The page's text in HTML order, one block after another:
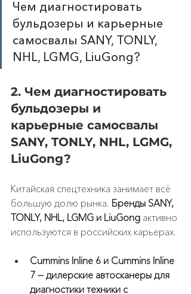
Чем диагностировать
бульдозеры и карьерные
самосвалы SANY, TONLY,
NHL, LGMG, LiuGong?
2. Чем диагностировать
бульдозеры и
карьерные самосвалы
SANY, TONLY, NHL, LGMG,
LiuGong?
Китайская спецтехника занимает всё
большую долю рынка. Бренды SANY,
TONLY, NHL, LGMG и LiuGong активно
используются в российских карьерах.
Cummins Inline 6 и Cummins Inline
7 — дилерские автосканеры для
диагностики техники с